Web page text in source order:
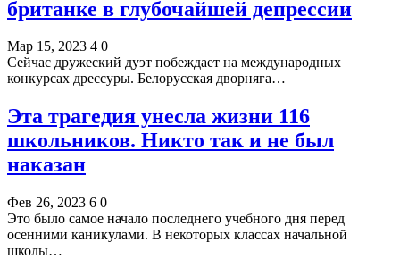
британке в глубочайшей депрессии
Мар 15, 2023 4 0
Сейчас дружеский дуэт побеждает на международных
конкурсах дрессуры. Белорусская дворняга…
Эта трагедия унесла жизни 116
школьников. Никто так и не был
наказан
Фев 26, 2023 6 0
Это было самое начало последнего учебного дня перед
осенними каникулами. В некоторых классах начальной
школы…